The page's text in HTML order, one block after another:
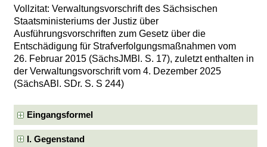
Vollzitat: Verwaltungsvorschrift des Sächsischen
Staatsministeriums der Justiz über
Ausführungsvorschriften zum Gesetz über die
Entschädigung für Strafverfolgungsmaßnahmen vom
26. Februar 2015 (SächsJMBl. S. 17), zuletzt enthalten in
der Verwaltungsvorschrift vom 4. Dezember 2025
(SächsABl. SDr. S. S 244)
Eingangsformel
I. Gegenstand